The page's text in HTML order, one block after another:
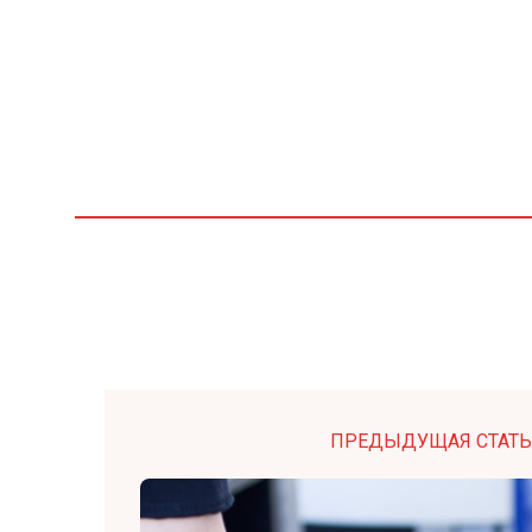
ПРЕДЫДУЩАЯ